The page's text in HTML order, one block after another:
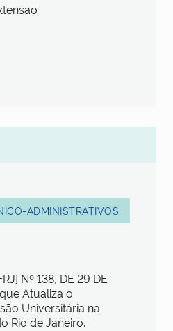
ADMINISTRATIVOS
Nº 138, DE 29 DE
Atualiza o
Universitária na
Rio de Janeiro.